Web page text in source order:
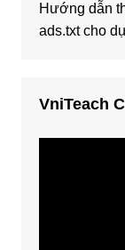
Hướng dẫn
ads.txt cho
VniTeach